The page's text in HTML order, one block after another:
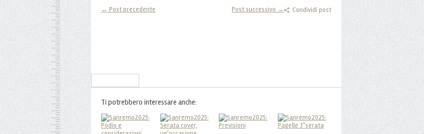
Condividi post
← Post precedente Post successivo →
Ti potrebbero interessare anche: